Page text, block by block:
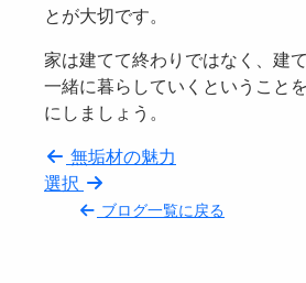
とが大切です。
家は建てて終わりではなく、建
一緒に暮らしていくということ
にしましょう。
無垢材の魅力
選択
ブログ一覧に戻る